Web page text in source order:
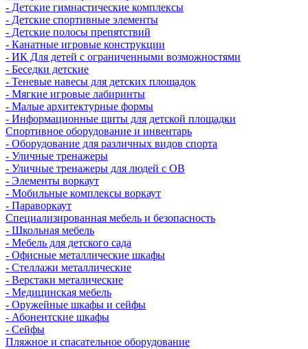
- Детские гимнастические комплексы
- Детские спортивные элементы
- Детские полосы препятствий
- Канатные игровые конструкции
- ИК Для детей с ограниченными возможностями
- Беседки детские
- Теневые навесы для детских площадок
- Мягкие игровые лабиринты
- Малые архитектурные формы
- Информационные щиты для детской площадки
Спортивное оборудование и инвентарь
- Оборудование для различных видов спорта
- Уличные тренажеры
- Уличные тренажеры для людей с ОВ
- Элементы воркаут
- Мобильные комплексы воркаут
- Параворкаут
Cпециализированная мебель и безопасность
- Школьная мебель
- Мебель для детского сада
- Офисные металлические шкафы
- Стеллажи металлические
- Верстаки металические
- Медицинская мебель
- Оружейные шкафы и сейфы
- Абонентские шкафы
- Сейфы
Пляжное и спасательное оборудование